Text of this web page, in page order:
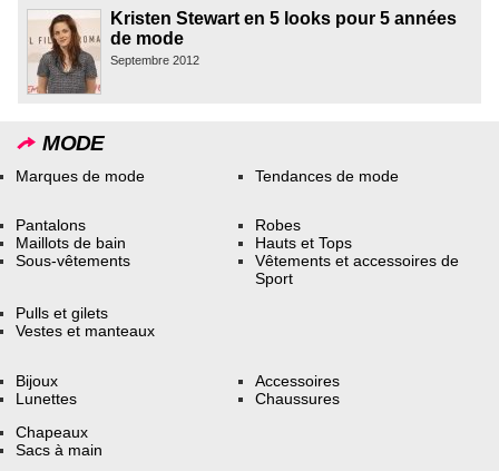
Kristen Stewart en 5 looks pour 5 années
de mode
Septembre 2012
MODE
Marques de mode Tendances de mode
Pantalons
Maillots de bain
Sous-vêtements
Robes
Hauts et Tops
Vêtements et accessoires de
Sport
Pulls et gilets
Vestes et manteaux
Bijoux
Lunettes
Accessoires
Chaussures
Chapeaux
Sacs à main